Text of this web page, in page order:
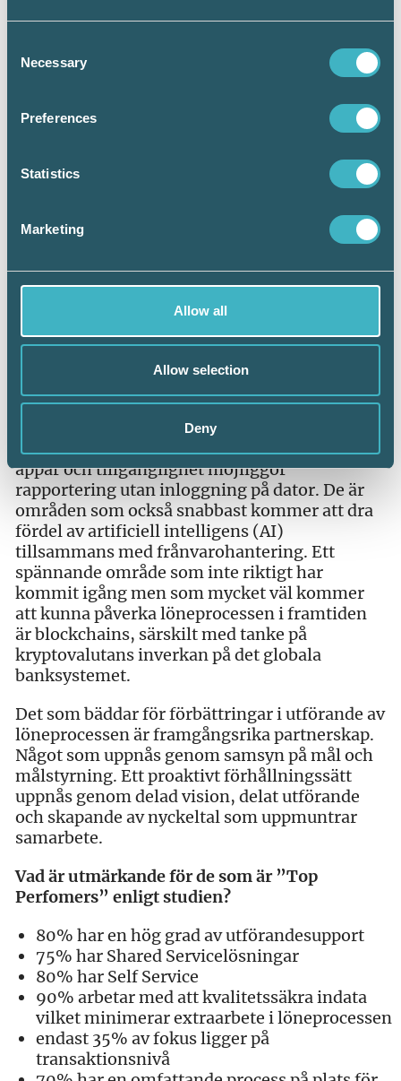
Selection
Necessary
Preferences
Statistics
Marketing
Allow all
Allow selection
Deny
beslutsfattande på ett öppet, tillgängligt och
samarbetsfrämjande sätt. Den framtida
förändringsorientering, samtidigt som
utmaningar och möjligheter välkomnas. En
den tvetydigheten måste ledaren kunna
Digital transformation
transformation i flera led. Automatisering är
ett av fem områden för digital transformation
Automation (RPA), en verklighet på fler och
fler arbetsplatser. Trenden med molntjänster
tjänster i molnet. Det blir ett förändrat
beteende när self service och tidrapportering
allt mer baseras på den mobila tekniken med
appar och tillgänglighet möjliggör
rapportering utan inloggning på dator. De är
områden som också snabbast kommer att dra
fördel av artificiell intelligens (AI)
tillsammans med frånvarohantering. Ett
spännande område som inte riktigt har
kommit igång men som mycket väl kommer
att kunna påverka löneprocessen i framtiden
är blockchains, särskilt med tanke på
kryptovalutans inverkan på det globala
banksystemet.
Det som bäddar för förbättringar i utförande av
löneprocessen är framgångsrika partnerskap.
Något som uppnås genom samsyn på mål och
målstyrning. Ett proaktivt förhållningssätt
uppnås genom delad vision, delat utförande
och skapande av nyckeltal som uppmuntrar
samarbete.
Vad är utmärkande för de som är ”Top
Perfomers” enligt studien?
80% har en hög grad av utförandesupport
75% har Shared Servicelösningar
80% har Self Service
90% arbetar med att kvalitetssäkra indata
vilket minimerar extraarbete i löneprocessen
endast 35% av fokus ligger på
transaktionsnivå